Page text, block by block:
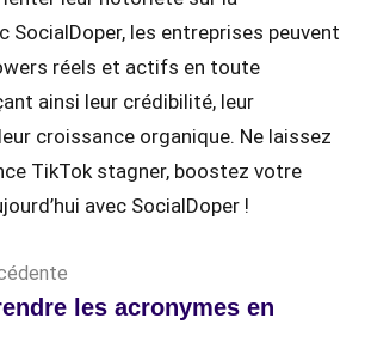
SocialDoper, les entreprises peuvent
réels et actifs en toute
ainsi leur crédibilité, leur
croissance organique. Ne laissez
TikTok stagner, boostez votre
avec SocialDoper !
les acronymes en